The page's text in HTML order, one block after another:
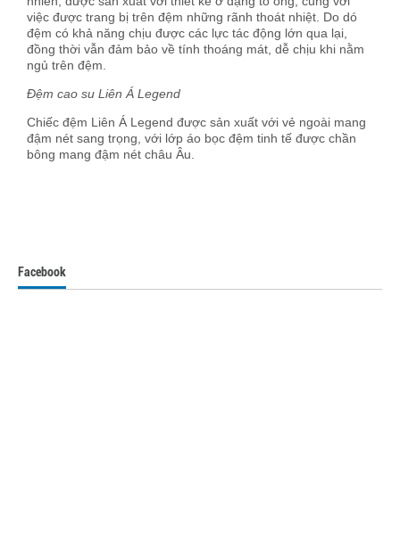
việc được trang bị trên đệm những rãnh thoát nhiệt. Do dó
đệm có khả năng chịu được các lực tác động lớn qua lại,
đồng thời vẫn đảm bảo về tính thoáng mát, dễ chịu khi nằm
ngủ trên đệm.
Đệm cao su Liên Á Legend
Chiếc đệm Liên Á Legend được sản xuất với vẻ ngoài mang
đậm nét sang trọng, với lớp áo bọc đệm tinh tế được chần
bông mang đậm nét châu Âu.
Facebook